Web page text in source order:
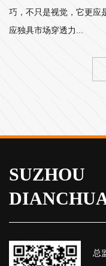
巧，不只是视觉，它更应
应独具市场穿透力...
SUZHOU
总